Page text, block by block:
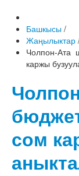
Башкысы /
Жаңылыктар
Чолпон-Ата
каржы
сом